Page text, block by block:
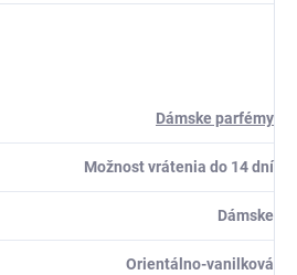
Dámske parfémy
Možnost vrátenia do 14 dní
Dámske
Orientálno-vanilková